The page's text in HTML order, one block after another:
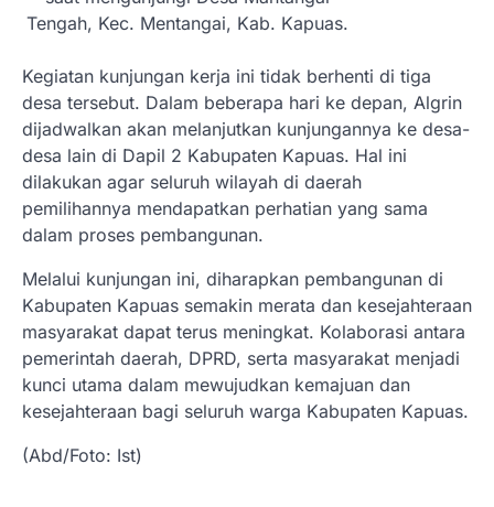
Tengah, Kec. Mentangai, Kab. Kapuas.
Kegiatan kunjungan kerja ini tidak berhenti di tiga
desa tersebut. Dalam beberapa hari ke depan, Algrin
dijadwalkan akan melanjutkan kunjungannya ke desa-
desa lain di Dapil 2 Kabupaten Kapuas. Hal ini
dilakukan agar seluruh wilayah di daerah
pemilihannya mendapatkan perhatian yang sama
dalam proses pembangunan.
Melalui kunjungan ini, diharapkan pembangunan di
Kabupaten Kapuas semakin merata dan kesejahteraan
masyarakat dapat terus meningkat. Kolaborasi antara
pemerintah daerah, DPRD, serta masyarakat menjadi
kunci utama dalam mewujudkan kemajuan dan
kesejahteraan bagi seluruh warga Kabupaten Kapuas.
(Abd/Foto: Ist)